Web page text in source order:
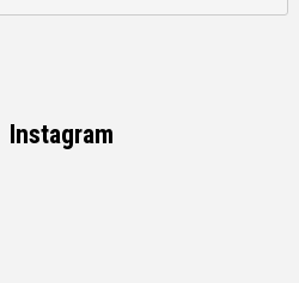
Instagram